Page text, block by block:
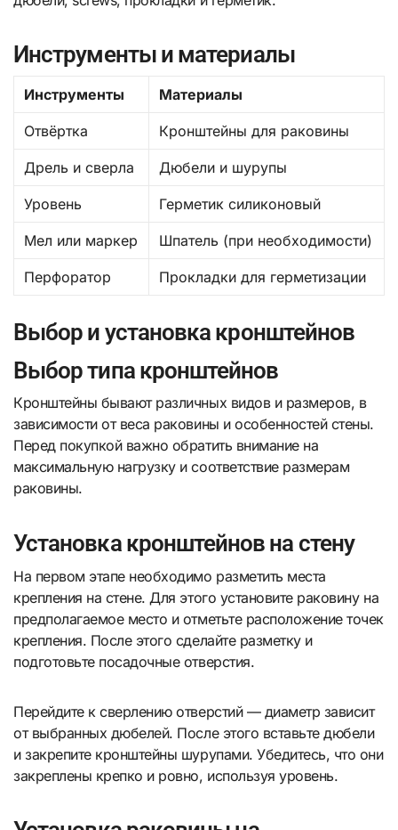
Инструменты и материалы
Инструменты Материалы
Отвёртка Кронштейны для раковины
Дрель и сверла Дюбели и шурупы
Уровень Герметик силиконовый
Мел или маркер Шпатель (при необходимости)
Перфоратор Прокладки для герметизации
Выбор и установка кронштейнов
Выбор типа кронштейнов
Кронштейны бывают различных видов и размеров, в
зависимости от веса раковины и особенностей стены.
Перед покупкой важно обратить внимание на
максимальную нагрузку и соответствие размерам
раковины.
Установка кронштейнов на стену
На первом этапе необходимо разметить места
крепления на стене. Для этого установите раковину на
предполагаемое место и отметьте расположение точек
крепления. После этого сделайте разметку и
подготовьте посадочные отверстия.
Перейдите к сверлению отверстий — диаметр зависит
от выбранных дюбелей. После этого вставьте дюбели
и закрепите кронштейны шурупами. Убедитесь, что они
закреплены крепко и ровно, используя уровень.